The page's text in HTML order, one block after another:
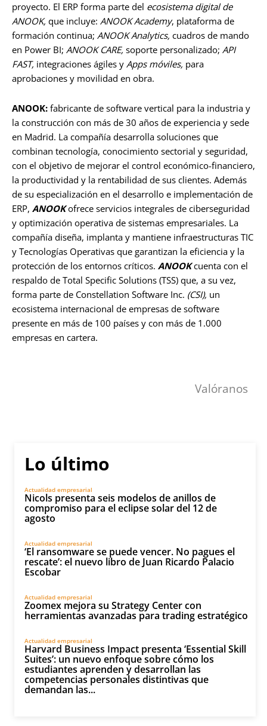
proyecto. El ERP forma parte del ecosistema digital de
ANOOK, que incluye: ANOOK Academy, plataforma de
formación continua; ANOOK Analytics, cuadros de mando
en Power BI; ANOOK CARE, soporte personalizado; API
FAST, integraciones ágiles y Apps móviles, para
aprobaciones y movilidad en obra.
ANOOK: fabricante de software vertical para la industria y
la construcción con más de 30 años de experiencia y sede
en Madrid. La compañía desarrolla soluciones que
combinan tecnología, conocimiento sectorial y seguridad,
con el objetivo de mejorar el control económico-financiero,
la productividad y la rentabilidad de sus clientes. Además
de su especialización en el desarrollo e implementación de
ERP, ANOOKofrece servicios integrales de ciberseguridad
y optimización operativa de sistemas empresariales. La
compañía diseña, implanta y mantiene infraestructuras TIC
y Tecnologías Operativas que garantizan la eficiencia y la
protección de los entornos críticos. ANOOKcuenta con el
respaldo de Total Specific Solutions (TSS) que, a su vez,
forma parte de Constellation Software Inc. (CSI), un
ecosistema internacional de empresas de software
presente en más de 100 países y con más de 1.000
empresas en cartera.
Valóranos
Lo último
Actualidad empresarial
Nicols presenta seis modelos de anillos de
compromiso para el eclipse solar del 12 de
agosto
Actualidad empresarial
‘El ransomware se puede vencer. No pagues el
rescate’: el nuevo libro de Juan Ricardo Palacio
Escobar
Actualidad empresarial
Zoomex mejora su Strategy Center con
herramientas avanzadas para trading estratégico
Actualidad empresarial
Harvard Business Impact presenta ‘Essential Skill
Suites’: un nuevo enfoque sobre cómo los
estudiantes aprenden y desarrollan las
competencias personales distintivas que
demandan las...